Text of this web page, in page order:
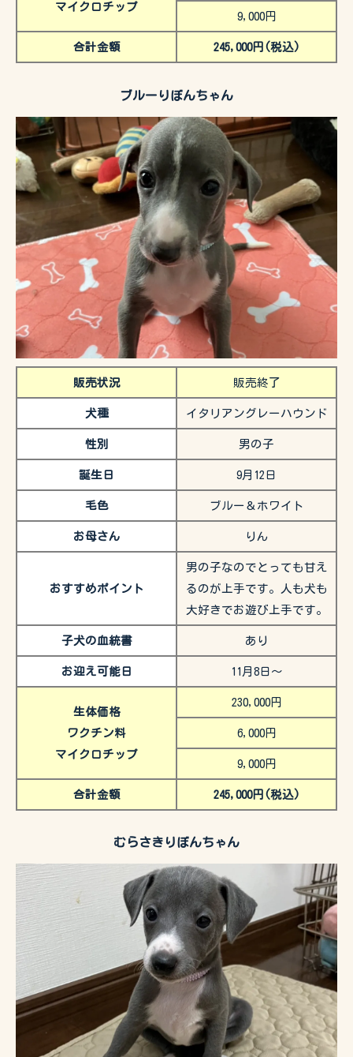
マイクロチップ
9,000円
合計金額 245,000円(税込)
ブルーりぼんちゃん
販売状況 販売終了
犬種 イタリアングレーハウンド
性別 男の子
誕生日 9月12日
毛色 ブルー＆ホワイト
お母さん りん
おすすめポイント
男の子なのでとっても甘え
るのが上手です。人も犬も
大好きでお遊び上手です。
子犬の血統書 あり
お迎え可能日 11月8日〜
生体価格
ワクチン料
マイクロチップ
230,000円
6,000円
9,000円
合計金額 245,000円(税込)
むらさきりぼんちゃん